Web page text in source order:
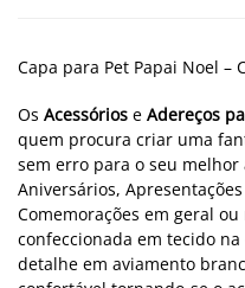
Capa para Pet Papai Noel –
Os Acessórios e Adereços
quem procura criar uma
sem erro para o seu melhor
Aniversários,
Comemorações em geral
confeccionada em tecido
detalhe em aviamento